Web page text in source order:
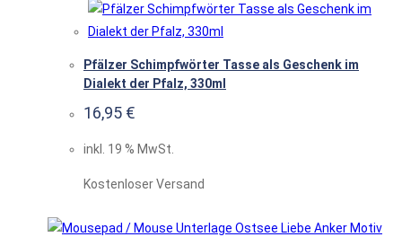
Pfälzer Schimpfwörter Tasse als Geschenk im
Dialekt der Pfalz, 330ml
16,95 €
inkl. 19 % MwSt.
Kostenloser Versand